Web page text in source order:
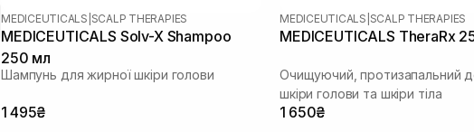
MEDICEUTICALS SCALP THERAPIES
MEDICEUTICALS Solv-X Shampoo
250 мл
Шампунь для жирної шкіри голови
1 495₴
MEDICEUTICALS SCALP THERAPIES
MEDICEUTICALS TheraRx
Очищуючий, протизапальний
шкіри голови та шкіри тіла
1 650₴